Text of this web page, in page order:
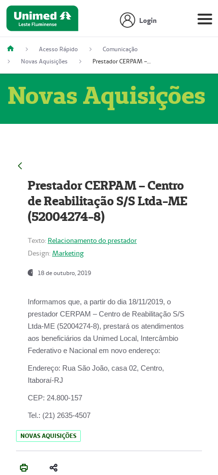
Login
Acesso Rápido
Comunicação
Novas Aquisições
Prestador CERPAM – Centro de Reabilitação S/S Ltda-ME (52004274-8)
Novas Aquisições
Prestador CERPAM – Centro
de Reabilitação S/S Ltda-ME
(52004274-8)
Texto: Relacionamento do prestador
Design: Marketing
18 de outubro, 2019
Informamos que, a partir do dia 18/11/2019, o
prestador CERPAM – Centro de Reabilitação S/S
Ltda-ME (52004274-8), prestará os atendimentos
aos beneficiários da Unimed Local, Intercâmbio
Federativo e Nacional em novo endereço:
Endereço: Rua São João, casa 02, Centro,
Itaboraí-RJ
CEP: 24.800-157
Tel.: (21) 2635-4507
NOVAS AQUISIÇÕES